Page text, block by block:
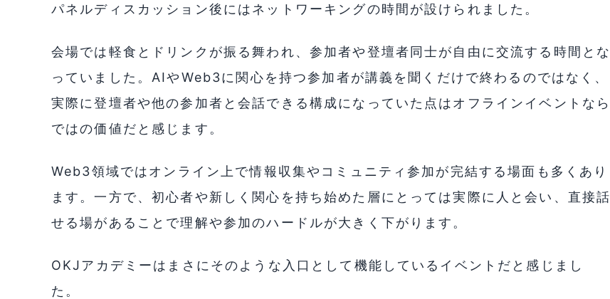
パネルディスカッション後にはネットワーキングの時間が設けられました。
会場では軽食とドリンクが振る舞われ、参加者や登壇者同士が自由に交流する時間とな
っていました。AIやWeb3に関心を持つ参加者が講義を聞くだけで終わるのではなく、
実際に登壇者や他の参加者と会話できる構成になっていた点はオフラインイベントなら
ではの価値だと感じます。
Web3領域ではオンライン上で情報収集やコミュニティ参加が完結する場面も多くあり
ます。一方で、初心者や新しく関心を持ち始めた層にとっては実際に人と会い、直接話
せる場があることで理解や参加のハードルが大きく下がります。
OKJアカデミーはまさにそのような入口として機能しているイベントだと感じまし
た。